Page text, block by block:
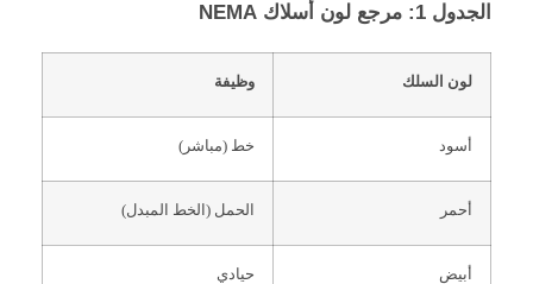
الجدول 1: مرجع لون أسلاك NEMA
لون السلك وظيفة
أسود خط (مباشر)
أحمر الحمل (الخط المبدل)
أبيض حيادي